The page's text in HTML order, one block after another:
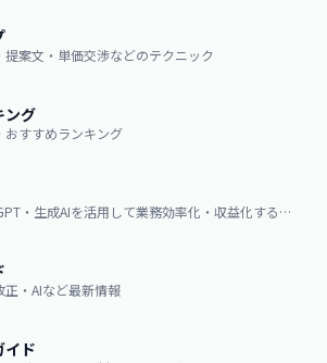
提案文・単価交渉などのテクニック
ング
おすすめランキング
職種別にChatGPT・生成AIを活用して業務効率化・収益化するノウハウ
正・AIなど最新情報
イド